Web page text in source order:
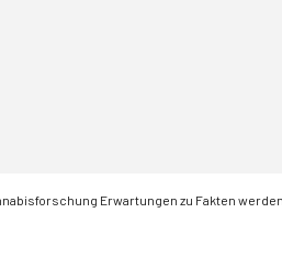
Erwartungen zu Fakten werden